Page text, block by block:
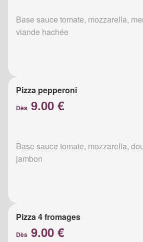
Base sauce tomate, mozzarella,
viande hachée
Pizza pepperoni
Dès 9.00 €
Base sauce tomate, mozzarella,
jambon
Pizza 4 fromages
Dès 9.00 €